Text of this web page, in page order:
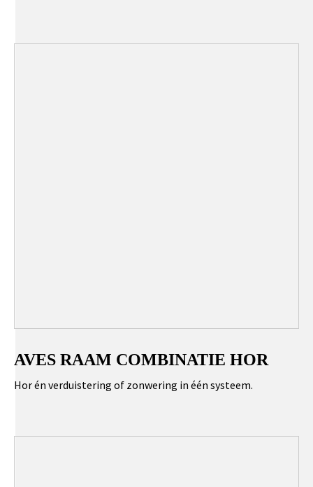
AVES RAAM COMBINATIE HOR
Hor én verduistering of zonwering in één systeem.